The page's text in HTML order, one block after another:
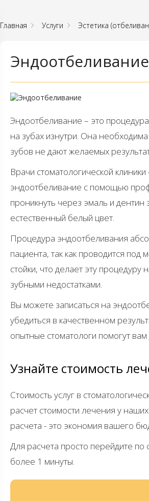
Главная Услуги Эстетика
Эндоотбеливание
Эндоотбеливание – это
на зубах изнутри. Она
зубов не дают желаемых
Врачи стоматологической
эндоотбеливание с помощью
проникнуть через эмаль и дентин
естественный белый цвет.
Процедура эндоотбеливания
пациента, так как проводится под
стойки, что делает эту
зубными недостатками.
Вы можете записаться на
убедиться в качественном
опытные стоматологи помогут
Узнайте стоимость
Стоимость услуг в
расчет стоимости лечения у
расчета - это экономия вашего
Для расчета просто перейдите по
более 1 минуты.